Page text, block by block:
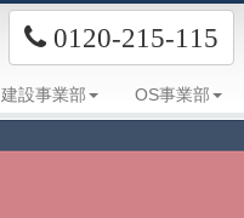
0120-215-115
建設事業部 OS事業部